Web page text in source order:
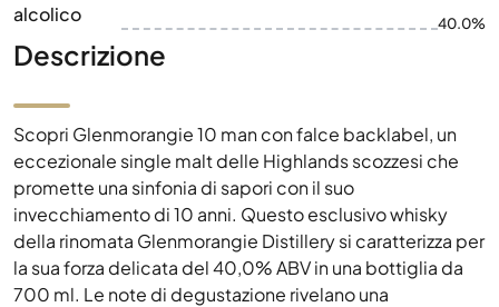
alcolico
40.0%
Descrizione
Scopri Glenmorangie 10 man con falce backlabel, un
eccezionale single malt delle Highlands scozzesi che
promette una sinfonia di sapori con il suo
invecchiamento di 10 anni. Questo esclusivo whisky
della rinomata Glenmorangie Distillery si caratterizza per
la sua forza delicata del 40,0% ABV in una bottiglia da
700 ml. Le note di degustazione rivelano una